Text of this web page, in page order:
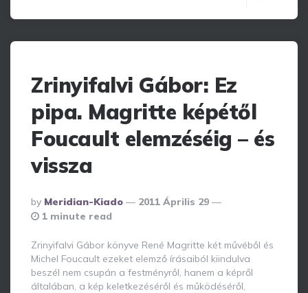
Zrinyifalvi Gábor: Ez
pipa. Magritte képétől
Foucault elemzéséig – és
vissza
Posted
By
By Meridian-Kiado
2011 Április 29
1 minute read
Zrinyifalvi Gábor könyve René Magritte két művéből és
Michel Foucault ezeket elemző írásaiból kiindulva
beszél nem csupán a festményről, hanem a képről
általában, a kép keletkezéséről és működéséről,